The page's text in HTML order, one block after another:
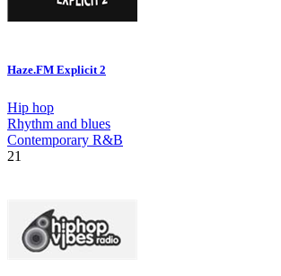
Haze.FM Explicit 2
Hip hop
Rhythm and blues
Contemporary R&B
21